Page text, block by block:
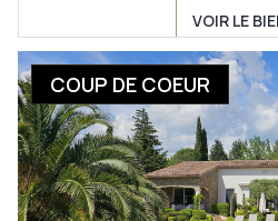
VOIR LE
COUP DE COEUR